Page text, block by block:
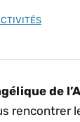
de
rencontrer